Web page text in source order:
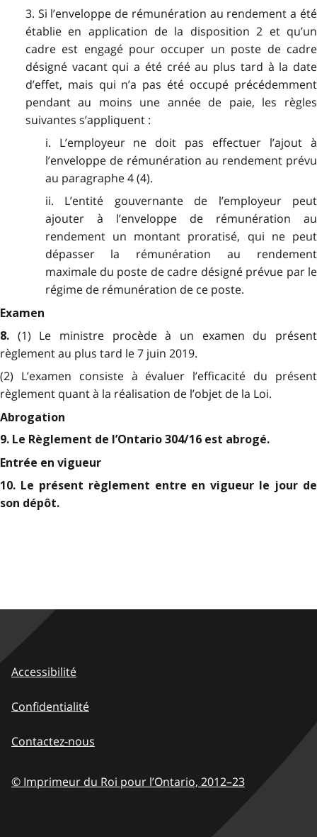
3. Si l’enveloppe de rémunération au rendement a été
établie en application de la disposition 2 et qu’un
cadre est engagé pour occuper un poste de cadre
désigné vacant qui a été créé au plus tard à la date
d’effet, mais qui n’a pas été occupé précédemment
pendant au moins une année de paie, les règles
suivantes s’appliquent :
i. L’employeur ne doit pas effectuer l’ajout à
l’enveloppe de rémunération au rendement prévu
au paragraphe 4 (4).
ii. L’entité gouvernante de l’employeur peut
ajouter à l’enveloppe de rémunération au
rendement un montant proratisé, qui ne peut
dépasser la rémunération au rendement
maximale du poste de cadre désigné prévue par le
régime de rémunération de ce poste.
Examen
8. (1) Le ministre procède à un examen du présent
règlement au plus tard le 7 juin 2019.
(2) L’examen consiste à évaluer l’efficacité du présent
règlement quant à la réalisation de l’objet de la Loi.
Abrogation
9. Le Règlement de l’Ontario 304/16 est abrogé.
Entrée en vigueur
10. Le présent règlement entre en vigueur le jour de
son dépôt.
Accessibilité
Confidentialité
Contactez-nous
© Imprimeur du Roi pour l’Ontario, 2012–23